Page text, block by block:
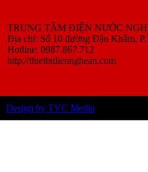
TRUNG TÂM ĐIỆN NƯỚC
Địa chỉ: Số 10 đường Đậu Khâm,
Hotline: 0987.867.712
http://thietbidiennghean.com
Design by TVC Media